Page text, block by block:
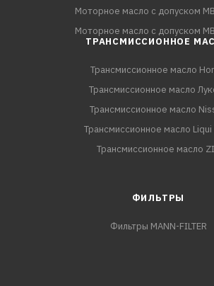
Моторное масло с допуском
Моторное масло с допуском
ТРАНСМИССИОННОЕ
Трансмиссионное масло
Трансмиссионное масло
Трансмиссионное масло
Трансмиссионное масло Liqui
Трансмиссионное масло
ФИЛЬТРЫ
Фильтры MANN-FILTER